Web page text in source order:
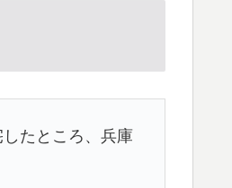
たところ、兵庫